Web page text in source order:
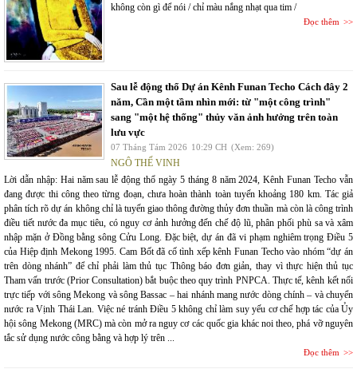
không còn gì để nói / chỉ màu nắng nhạt qua tim /
Đọc thêm
Sau lễ động thổ Dự án Kênh Funan Techo Cách đây 2
năm, Cần một tầm nhìn mới: từ "một công trình"
sang "một hệ thống" thủy văn ảnh hưởng trên toàn
lưu vực
07 Tháng Tám 2026 10:29 CH (Xem: 269)
NGÔ THẾ VINH
Lời dẫn nhập: Hai năm sau lễ động thổ ngày 5 tháng 8 năm 2024, Kênh Funan Techo vẫn
đang được thi công theo từng đoạn, chưa hoàn thành toàn tuyến khoảng 180 km. Tác giả
phân tích rõ dự án không chỉ là tuyến giao thông đường thủy đơn thuần mà còn là công trình
điều tiết nước đa mục tiêu, có nguy cơ ảnh hưởng đến chế độ lũ, phân phối phù sa và xâm
nhập mặn ở Đồng bằng sông Cửu Long. Đặc biệt, dự án đã vi phạm nghiêm trọng Điều 5
của Hiệp định Mekong 1995. Cam Bốt đã cố tình xếp kênh Funan Techo vào nhóm “dự án
trên dòng nhánh” để chỉ phải làm thủ tục Thông báo đơn giản, thay vì thực hiện thủ tục
Tham vấn trước (Prior Consultation) bắt buộc theo quy trình PNPCA. Thực tế, kênh kết nối
trực tiếp với sông Mekong và sông Bassac – hai nhánh mang nước dòng chính – và chuyển
nước ra Vịnh Thái Lan. Việc né tránh Điều 5 không chỉ làm suy yếu cơ chế hợp tác của Ủy
hội sông Mekong (MRC) mà còn mở ra nguy cơ các quốc gia khác noi theo, phá vỡ nguyên
tắc sử dụng nước công bằng và hợp lý trên ...
Đọc thêm